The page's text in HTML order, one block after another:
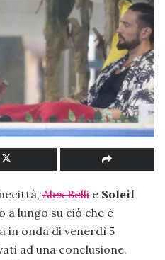
Alex Belli e Soleil
lungo su ciò che è
in onda di venerdì 5
ad una conclusione.